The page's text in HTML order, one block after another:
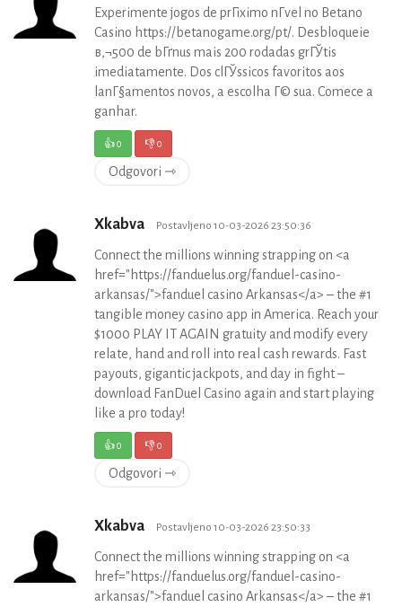
Experimente jogos de prГіximo nГ­vel no Betano
Casino https://betanogame.org/pt/. Desbloqueie
в‚¬500 de bГґnus mais 200 rodadas grГЎtis
imediatamente. Dos clГЎssicos favoritos aos
lanГ§amentos novos, a escolha Г© sua. Comece a
ganhar.
👍0 👎0
Odgovori ⇾
Xkabva Postavljeno 10-03-2026 23:50:36
Connect the millions winning strapping on <a
href="https://fanduelus.org/fanduel-casino-
arkansas/">fanduel casino Arkansas</a> – the #1
tangible money casino app in America. Reach your
$1000 PLAY IT AGAIN gratuity and modify every
relate, hand and roll into real cash rewards. Fast
payouts, gigantic jackpots, and day in fight –
download FanDuel Casino again and start playing
like a pro today!
👍0 👎0
Odgovori ⇾
Xkabva Postavljeno 10-03-2026 23:50:33
Connect the millions winning strapping on <a
href="https://fanduelus.org/fanduel-casino-
arkansas/">fanduel casino Arkansas</a> – the #1